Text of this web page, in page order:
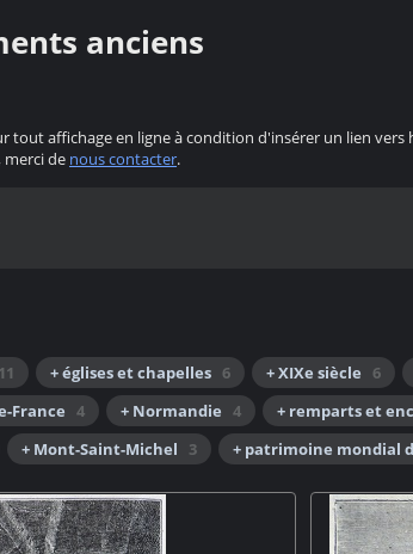
anciens
affichage en ligne à condition d'insérer un lien
merci de nous contacter.
11 + églises et chapelles 6 + XIXe siècle 6
France 4 + Normandie 4 + remparts et
+ Mont-Saint-Michel 3 + patrimoine mondial